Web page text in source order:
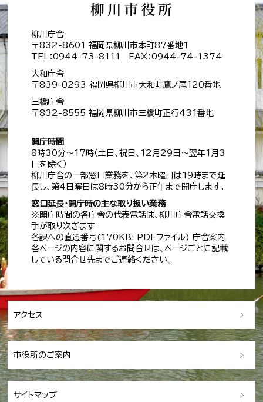
柳川庁舎
〒832-8601 福岡県柳川市本町87番地1
TEL：0944-73-8111 FAX：0944-74-1374
大和庁舎
〒839-0293 福岡県柳川市大和町鷹ノ尾120番地
三橋庁舎
〒832-8555 福岡県柳川市三橋町正行431番地
開庁時間
8時30分～17時（土日、祝日、12月29日～翌年1月3
日を除く）
柳川庁舎の一部窓口業務を、第2木曜日は19時まで延
長し、第4日曜日は8時30分から正午まで開庁します。
窓口延長・開庁時の主な取り扱い業務
※開庁時間の各庁舎の代表電話は、柳川庁舎電話交換
手が取り次ぎます
各課への直通番号(170KB; PDFファイル)庁舎案内
各ページの内容に関するお問合せは、ページごとに記載
している問合せ先までご連絡ください。
アクセス
市役所のご案内
サイトマップ